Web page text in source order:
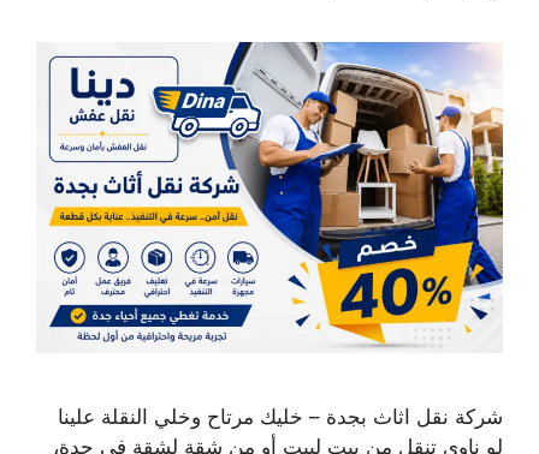
شركة نقل اثاث بجدة – خليك مرتاح وخلي النقلة علينا
لو ناوي تنقل من بيت لبيت أو من شقة لشقة في جدة،